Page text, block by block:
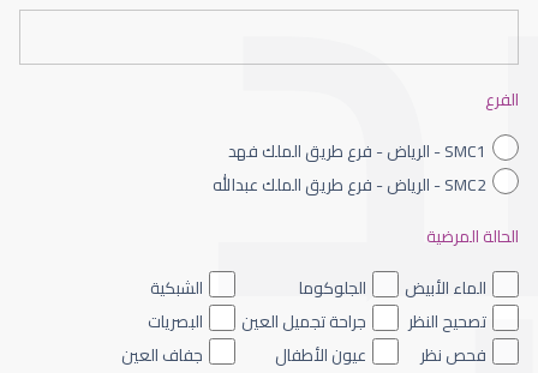
ضعف نظر الاطفال
ضعف نظر العين اليسرى
الفرع
SMC1 - الرياض - فرع طريق الملك فهد
SMC2 - الرياض - فرع طريق الملك عبدالله
الحالة المرضية
الماء الأبيض
الجلوكوما
الشبكية
تصحيح النظر
جراحة تجميل العين
البصريات
فحص نظر
عيون الأطفال جفاف العين